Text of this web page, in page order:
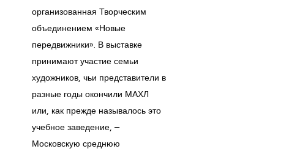
организованная Творческим
объединением «Новые
передвижники». В выставке
принимают участие семьи
художников, чьи представители в
разные годы окончили МАХЛ
или, как прежде называлось это
учебное заведение, –
Московскую среднюю